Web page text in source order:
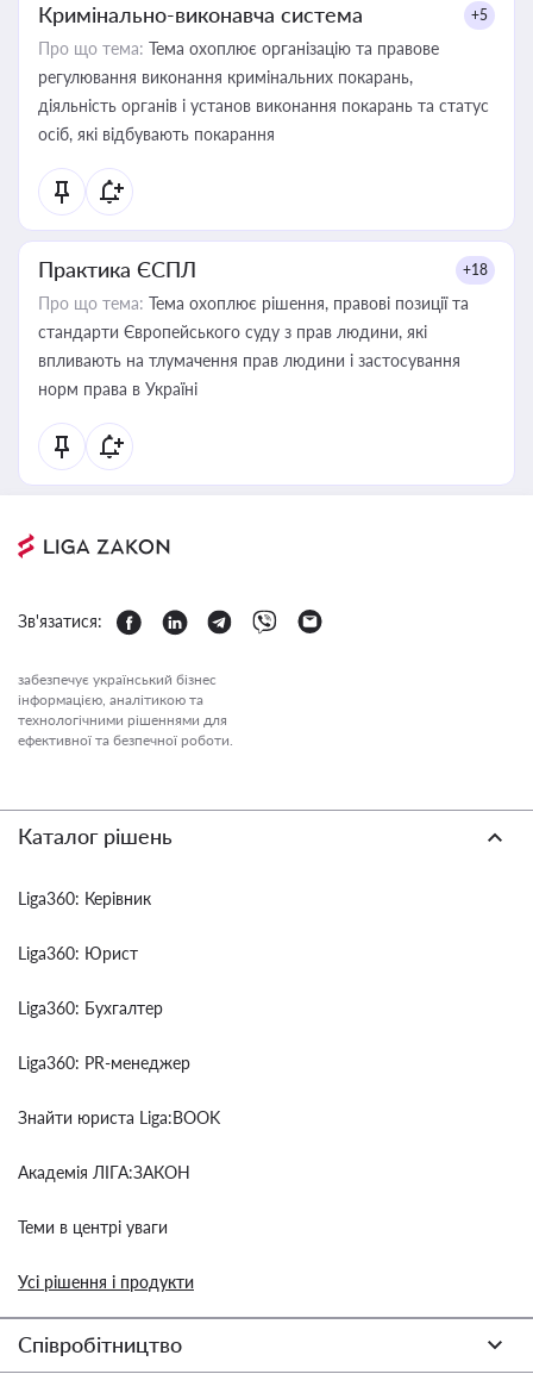
Кримінально-виконавча система +5
Про що тема: Тема охоплює організацію та правове
регулювання виконання кримінальних покарань,
діяльність органів і установ виконання покарань та статус
осіб, які відбувають покарання
Практика ЄСПЛ +18
Про що тема: Тема охоплює рішення, правові позиції та
стандарти Європейського суду з прав людини, які
впливають на тлумачення прав людини і застосування
норм права в Україні
Зв'язатися:
забезпечує український бізнес
інформацією, аналітикою та
технологічними рішеннями для
ефективної та безпечної роботи.
Каталог рішень
Liga360: Керівник
Liga360: Юрист
Liga360: Бухгалтер
Liga360: PR-менеджер
Знайти юриста Liga:BOOK
Академія ЛІГА:ЗАКОН
Теми в центрі уваги
Усі рішення і продукти
Співробітництво